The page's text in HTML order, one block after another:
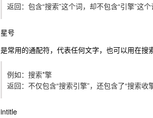
返回：包含“搜索”这个词，却不包含“引擎”这
星号
是常用的通配符，代表任何文字，也可以用在搜
例如：搜索*擎
返回：不仅包含“搜索引擎”，还包含了“搜索收
intitle